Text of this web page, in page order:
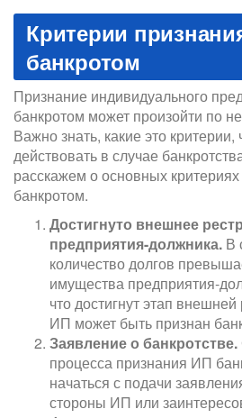
Критерии
банкротом
Признание индивидуального
банкротом может произойти по
Важно знать, какие это
действовать в случае
расскажем о основных
банкротом.
Достигнуто внешнее
предприятия-должника. В
количество долгов
имущества предприятия-
что достигнут этап внешней
ИП может быть признан
Заявление о банкротстве.
процесса признания ИП
начаться с подачи
стороны ИП или